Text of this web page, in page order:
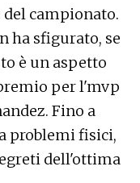
campionato.
ha sfigurato, se
è un aspetto
per l'mvp
Fino a
problemi fisici,
dell'ottima